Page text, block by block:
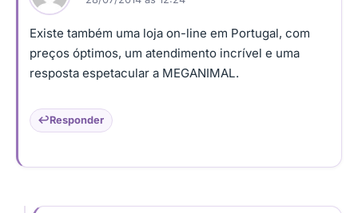
Existe também uma loja on-line em Portugal, com
preços óptimos, um atendimento incrível e uma
resposta espetacular a MEGANIMAL.
Responder